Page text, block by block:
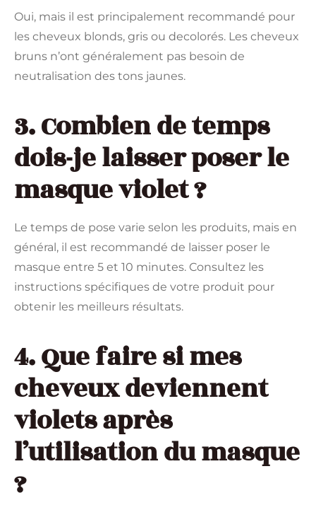
Oui, mais il est principalement recommandé pour
les cheveux blonds, gris ou decolorés. Les cheveux
bruns n’ont généralement pas besoin de
neutralisation des tons jaunes.
3. Combien de temps
dois-je laisser poser le
masque violet ?
Le temps de pose varie selon les produits, mais en
général, il est recommandé de laisser poser le
masque entre 5 et 10 minutes. Consultez les
instructions spécifiques de votre produit pour
obtenir les meilleurs résultats.
4. Que faire si mes
cheveux deviennent
violets après
l’utilisation du masque
?